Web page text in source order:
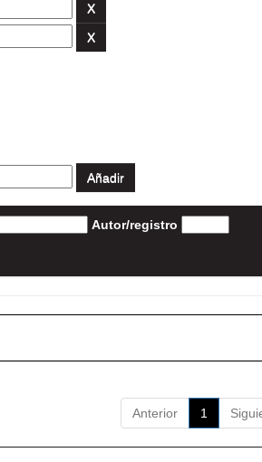
Autor/registro
Anterior 1